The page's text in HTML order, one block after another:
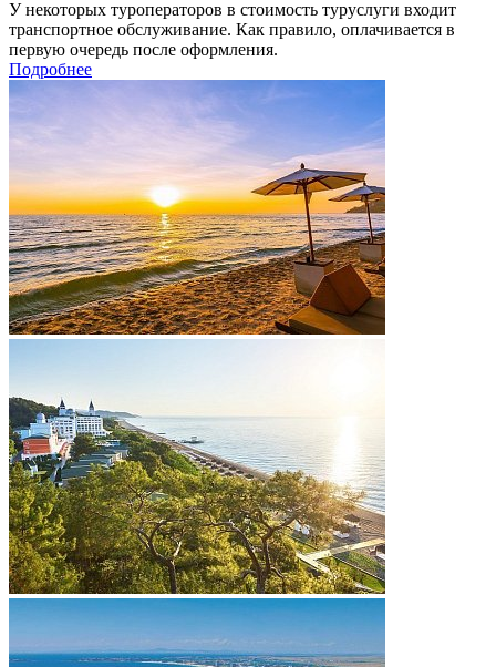
У некоторых туроператоров в стоимость туруслуги входит
транспортное обслуживание. Как правило, оплачивается в
первую очередь после оформления.
Подробнее